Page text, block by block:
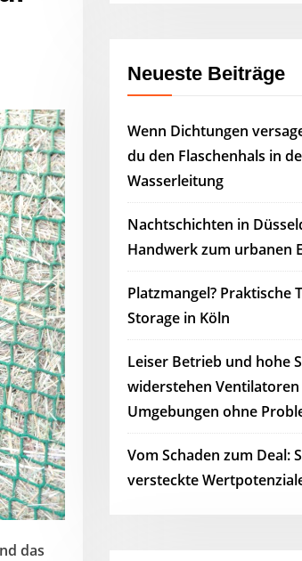
das
Neueste Beiträge
Wenn Dichtungen
du den Flaschenhals in
Wasserleitung
Nachtschichten in
Handwerk zum urbanen
Platzmangel? Praktische
Storage in Köln
Leiser Betrieb und hohe
widerstehen
Umgebungen ohne
Vom Schaden zum Deal:
versteckte